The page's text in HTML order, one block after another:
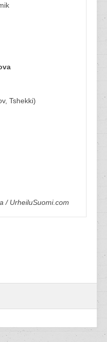
Tshekki)
/ UrheiluSuomi.com